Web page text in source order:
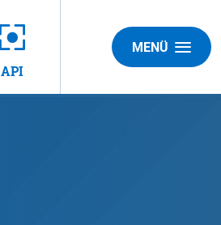
API
MENÜ